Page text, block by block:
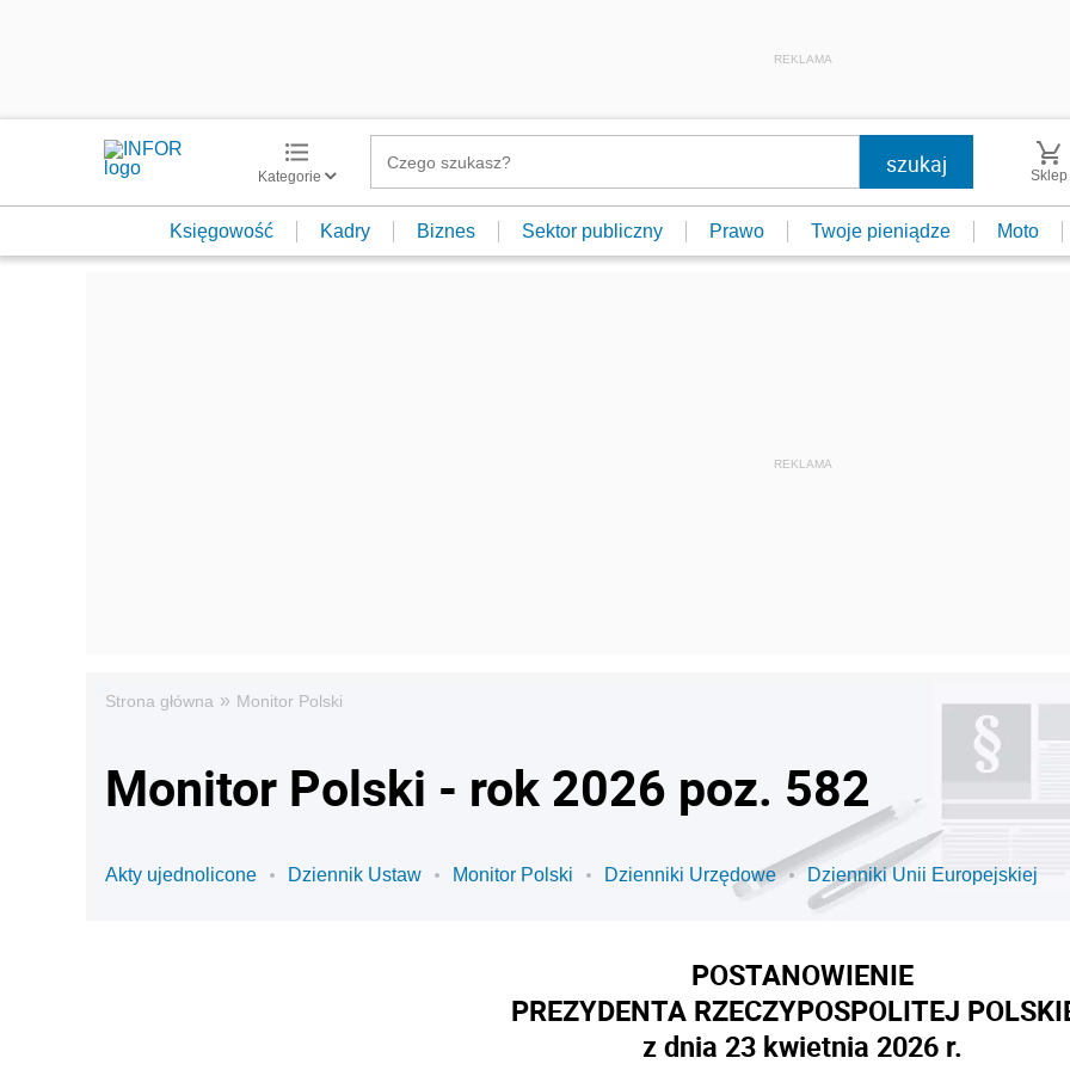
REKLAMA
Kategorie Sklep
Księgowość Kadry Biznes Sektor publiczny Prawo Twoje pieniądze Moto
Strona główna » Monitor Polski
Monitor Polski - rok 2026 poz. 582
Akty ujednolicone Dziennik Ustaw Monitor Polski Dzienniki Urzędowe Dzienniki Unii Europejskiej
POSTANOWIENIE
PREZYDENTA RZECZYPOSPOLITEJ
z dnia 23 kwietnia 2026 r.